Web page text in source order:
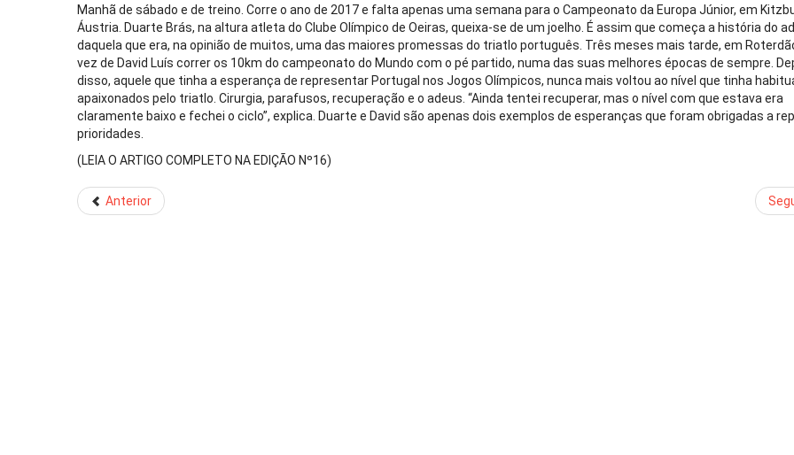
Manhã de sábado e de treino. Corre o ano de 2017 e falta apenas uma semana para o Campeonato da Europa Júnior, em
Áustria. Duarte Brás, na altura atleta do Clube Olímpico de Oeiras, queixa-se de um joelho. É assim que começa a história do
daquela que era, na opinião de muitos, uma das maiores promessas do triatlo português. Três meses mais tarde, em
vez de David Luís correr os 10km do campeonato do Mundo com o pé partido, numa das suas melhores épocas de sempre.
disso, aquele que tinha a esperança de representar Portugal nos Jogos Olímpicos, nunca mais voltou ao nível que tinha
apaixonados pelo triatlo. Cirurgia, parafusos, recuperação e o adeus. “Ainda tentei recuperar, mas o nível com que estava era
claramente baixo e fechei o ciclo”, explica. Duarte e David são apenas dois exemplos de esperanças que foram obrigadas a
prioridades.
(LEIA O ARTIGO COMPLETO NA EDIÇÃO Nº16)
Anterior